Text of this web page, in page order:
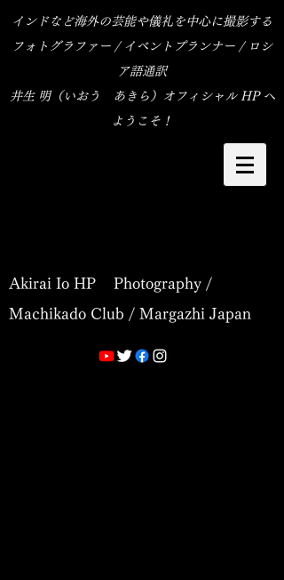
インドなど海外の芸能や儀礼を中心に撮影する
フォトグラファー / イベントプランナー / ロシ
ア語通訳
​井生 明（いおう あきら）オフィシャル HP へ
ようこそ！
Akirai Io HP Photography /
Machikado Club / Margazhi Japan